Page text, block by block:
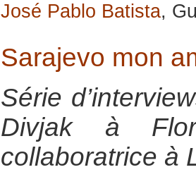
José Pablo Batista,
Sarajevo mon
Série
Divjak à
collaboratrice à